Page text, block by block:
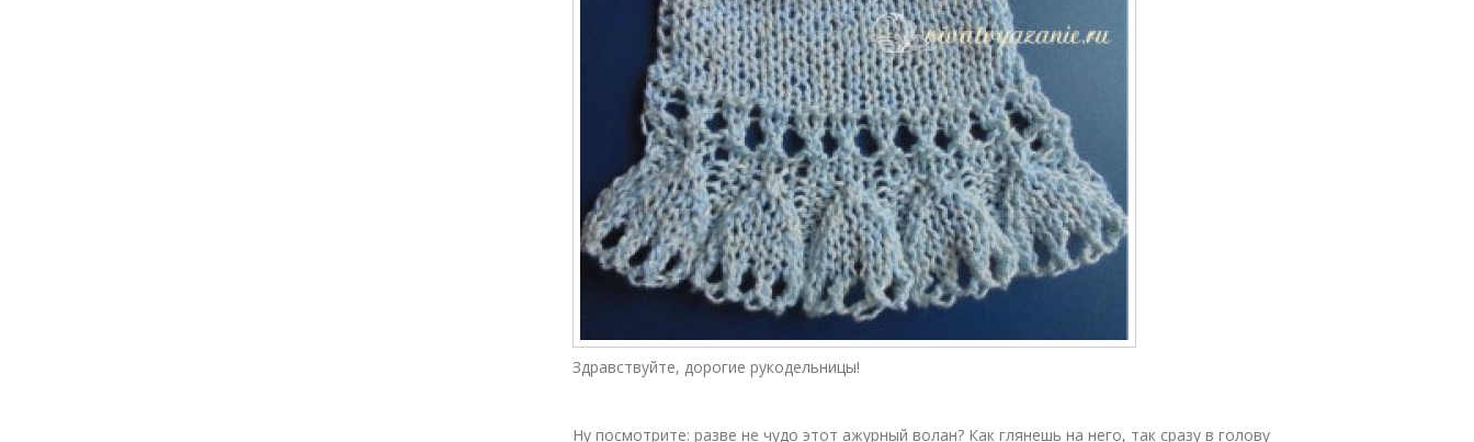
Здравствуйте, дорогие рукодельницы!
Ну посмотрите: разве не чудо этот ажурный волан? Как глянешь на него, так сразу в голову